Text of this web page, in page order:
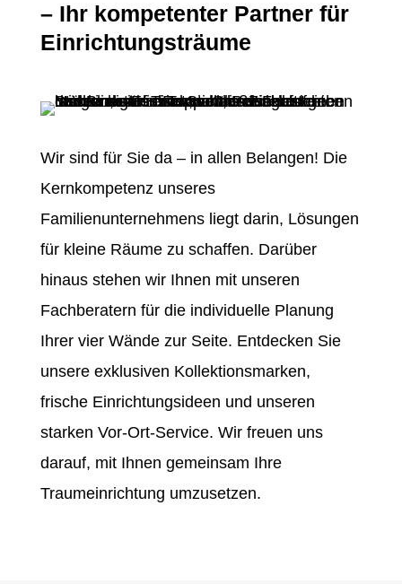
– Ihr kompetenter Partner für
Einrichtungsträume
Wir sind für Sie da – in allen Belangen! Die
Kernkompetenz unseres
Familienunternehmens liegt darin, Lösungen
für kleine Räume zu schaffen. Darüber
hinaus stehen wir Ihnen mit unseren
Fachberatern für die individuelle Planung
Ihrer vier Wände zur Seite. Entdecken Sie
unsere exklusiven Kollektionsmarken,
frische Einrichtungsideen und unseren
starken Vor-Ort-Service. Wir freuen uns
darauf, mit Ihnen gemeinsam Ihre
Traumeinrichtung umzusetzen.